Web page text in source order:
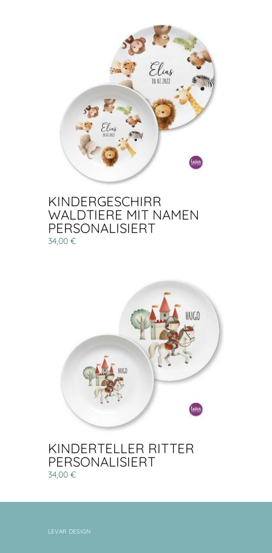
KINDERGESCHIRR
WALDTIERE MIT NAMEN
PERSONALISIERT
34,00 €
KINDERTELLER RITTER
PERSONALISIERT
34,00 €
LEVAR DESIGN